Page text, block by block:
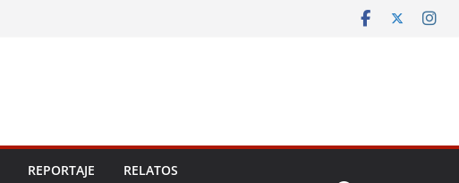
REPORTAJE RELATOS